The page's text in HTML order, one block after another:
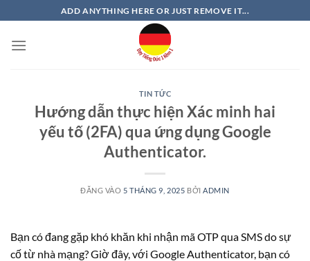
qua
nội
ADD ANYTHING HERE OR JUST REMOVE IT...
TIN TỨC
Hướng dẫn thực hiện Xác minh hai
yếu tố (2FA) qua ứng dụng Google
Authenticator.
ĐĂNG VÀO 5 THÁNG 9, 2025 BỞI ADMIN
Bạn có đang gặp khó khăn khi nhận mã OTP qua SMS do sự
cố từ nhà mạng? Giờ đây, với Google Authenticator, bạn có